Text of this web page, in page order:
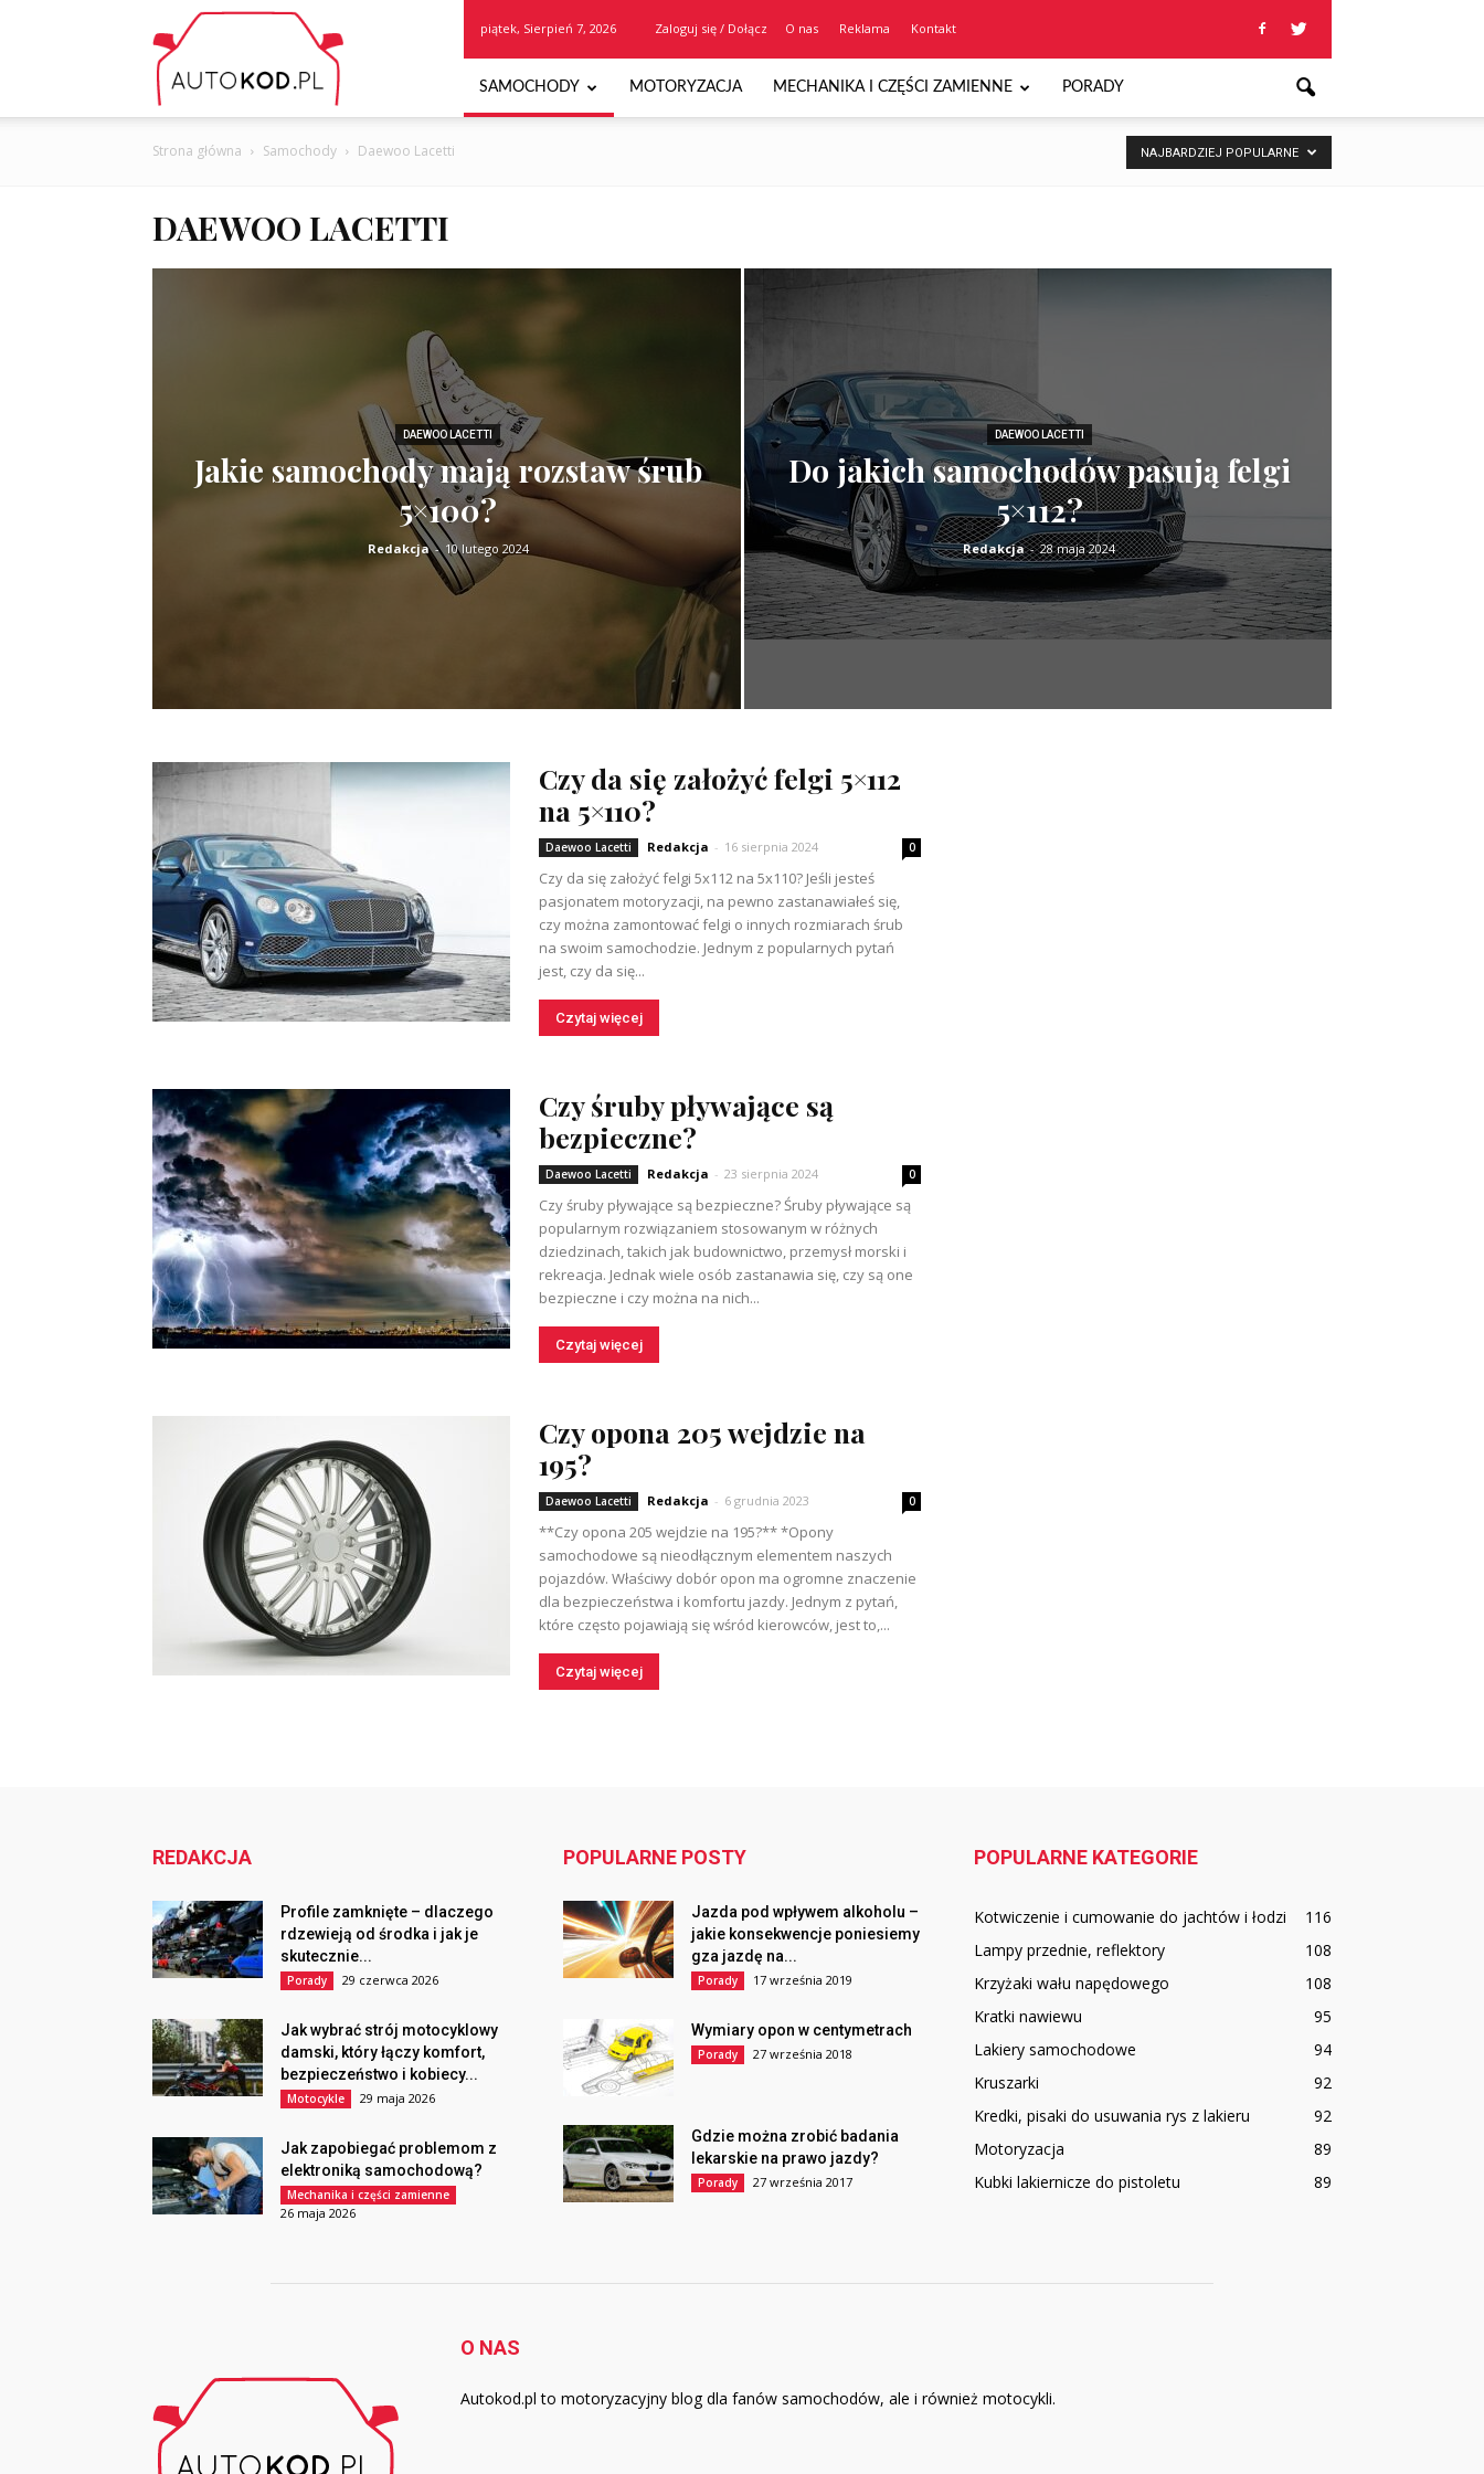
Autokod.pl
piątek, Sierpień 7, 2026 Zaloguj się / Dołącz O nas Reklama Kontakt
SAMOCHODY MOTORYZACJA MECHANIKA I CZĘŚCI ZAMIENNE PORADY
Strona główna Samochody Daewoo Lacetti NAJBARDZIEJ POPULARNE
DAEWOO LACETTI
DAEWOO LACETTI
Jakie samochody mają rozstaw śrub
5×100?
Redakcja - 10 lutego 2024
DAEWOO LACETTI
Do jakich samochodów pasują felgi
5×112?
Redakcja - 28 maja 2024
Czy da się założyć felgi 5×112
na 5×110?
Daewoo Lacetti Redakcja - 16 sierpnia 2024 0
Czy da się założyć felgi 5x112 na 5x110? Jeśli jesteś
pasjonatem motoryzacji, na pewno zastanawiałeś się,
czy można zamontować felgi o innych rozmiarach śrub
na swoim samochodzie. Jednym z popularnych pytań
jest, czy da się...
Czytaj więcej
Czy śruby pływające są
bezpieczne?
Daewoo Lacetti Redakcja - 23 sierpnia 2024 0
Czy śruby pływające są bezpieczne? Śruby pływające są
popularnym rozwiązaniem stosowanym w różnych
dziedzinach, takich jak budownictwo, przemysł morski i
rekreacja. Jednak wiele osób zastanawia się, czy są one
bezpieczne i czy można na nich...
Czytaj więcej
Czy opona 205 wejdzie na
195?
Daewoo Lacetti Redakcja - 6 grudnia 2023 0
**Czy opona 205 wejdzie na 195?** *Opony
samochodowe są nieodłącznym elementem naszych
pojazdów. Właściwy dobór opon ma ogromne znaczenie
dla bezpieczeństwa i komfortu jazdy. Jednym z pytań,
które często pojawiają się wśród kierowców, jest to,...
Czytaj więcej
REDAKCJA
Profile zamknięte – dlaczego
rdzewieją od środka i jak je
skutecznie...
Porady 29 czerwca 2026
Jak wybrać strój motocyklowy
damski, który łączy komfort,
bezpieczeństwo i kobiecy...
Motocykle 29 maja 2026
Jak zapobiegać problemom z
elektroniką samochodową?
Mechanika i części zamienne
26 maja 2026
POPULARNE POSTY
Jazda pod wpływem alkoholu –
jakie konsekwencje poniesiemy
gza jazdę na...
Porady 17 września 2019
Wymiary opon w centymetrach
Porady 27 września 2018
Gdzie można zrobić badania
lekarskie na prawo jazdy?
Porady 27 września 2017
POPULARNE KATEGORIE
Kotwiczenie i cumowanie do jachtów i łodzi
116
Lampy przednie, reflektory
108
Krzyżaki wału napędowego
108
Kratki nawiewu
95
Lakiery samochodowe
94
Kruszarki
92
Kredki, pisaki do usuwania rys z lakieru
92
Motoryzacja
89
Kubki lakiernicze do pistoletu
89
O NAS
Autokod.pl to motoryzacyjny blog dla fanów samochodów, ale i również motocykli.